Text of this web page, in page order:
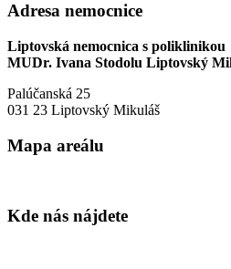
Adresa nemocnice
Liptovská nemocnica s poliklinikou
MUDr. Ivana Stodolu Liptovský
Palúčanská 25
031 23 Liptovský Mikuláš
Mapa areálu
Kde nás nájdete